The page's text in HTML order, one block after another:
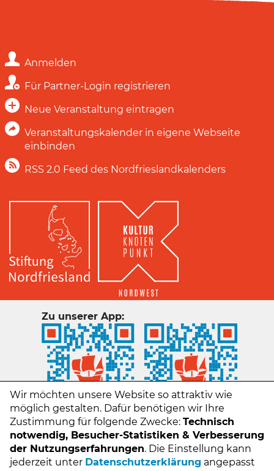
Anmelden
Für Partner-Login registrieren
Neue Veranstaltung eintragen
Veranstaltungskalender in eigene Webseite
einbinden
RSS 2.0 Feed des Nordfrieslandkalenders
Zu unserer App:
Wir möchten unsere Website so attraktiv wie
möglich gestalten. Dafür benötigen wir Ihre
Zustimmung für folgende Zwecke: Technisch
notwendig, Besucher-Statistiken & Verbesserung
der Nutzungserfahrungen. Die Einstellung kann
jederzeit unter Datenschutzerklärung angepasst